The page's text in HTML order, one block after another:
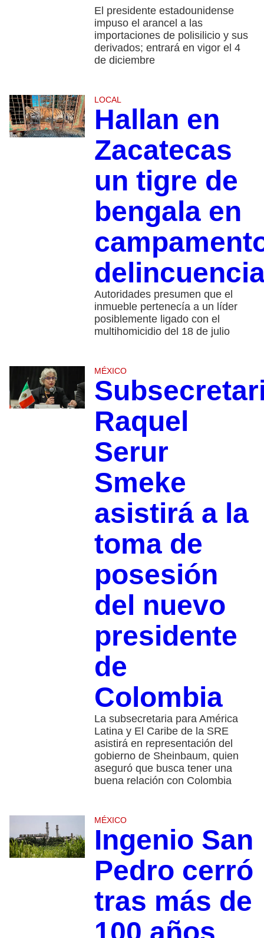
El presidente estadounidense
impuso el arancel a las
importaciones de polisilicio y sus
derivados; entrará en vigor el 4
de diciembre
LOCAL
Hallan en
Zacatecas
un tigre de
bengala en
Autoridades presumen que el
inmueble pertenecía a un líder
posiblemente ligado con el
multihomicidio del 18 de julio
MÉXICO
Raquel
Serur
Smeke
asistirá a la
toma de
posesión
del nuevo
presidente
de
Colombia
La subsecretaria para América
Latina y El Caribe de la SRE
asistirá en representación del
gobierno de Sheinbaum, quien
aseguró que busca tener una
buena relación con Colombia
MÉXICO
Ingenio San
Pedro cerró
tras más de
100 años